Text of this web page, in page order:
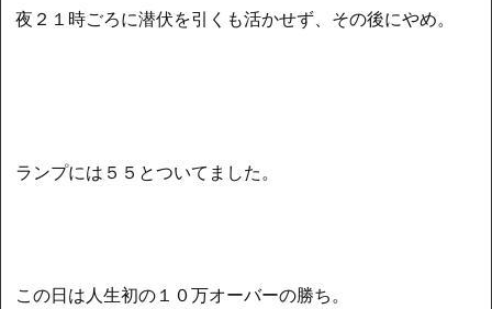
夜２１時ごろに潜伏を引くも活かせず、その後にやめ。
ランプには５５とついてました。
この日は人生初の１０万オーバーの勝ち。